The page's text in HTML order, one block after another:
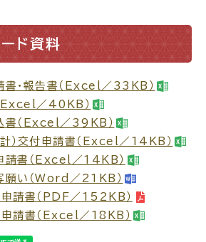
面 探
ド資料
書・報告書（Excel／33KB）
Excel／40KB）
書（Excel／39KB）
）交付申請書（Excel／14KB）
請書（Excel／14KB）
願い（Word／21KB）
申請書（PDF／152KB）
申請書（Excel／18KB）